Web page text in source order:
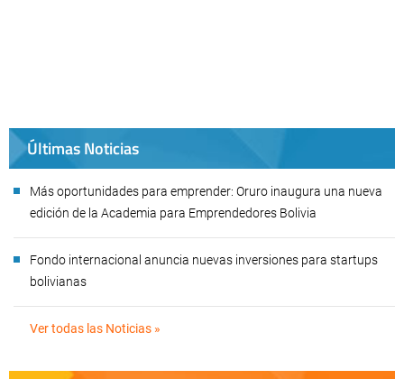
Últimas Noticias
Más oportunidades para emprender: Oruro inaugura una nueva
edición de la Academia para Emprendedores Bolivia
Fondo internacional anuncia nuevas inversiones para startups
bolivianas
Ver todas las Noticias »